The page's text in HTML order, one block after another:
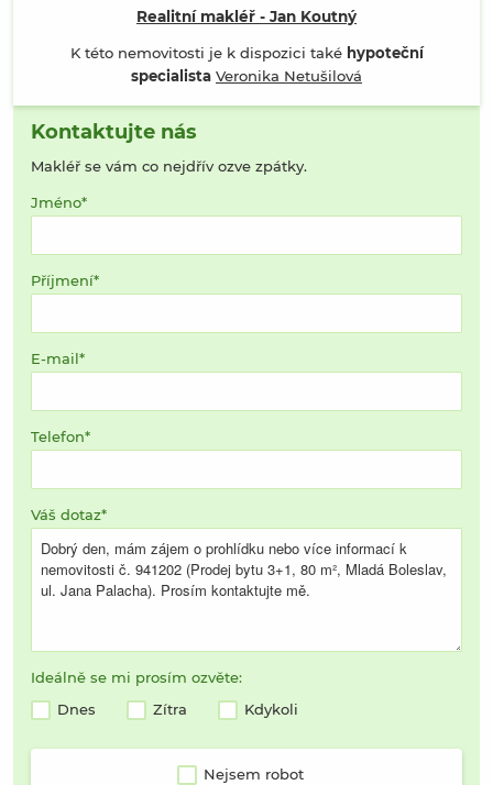
Realitní makléř - Jan Koutný
K této nemovitosti je k dispozici také hypoteční
specialista Veronika Netušilová
Kontaktujte nás
Makléř se vám co nejdřív ozve zpátky.
Jméno
Příjmení
E-mail
Telefon
Váš dotaz
Ideálně se mi prosím ozvěte:
Dnes
Zítra Kdykoli
Nejsem robot